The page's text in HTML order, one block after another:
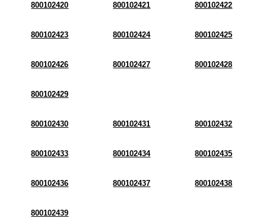
800102420 800102421 800102422
800102423 800102424 800102425
800102426 800102427 800102428
800102429
800102430 800102431 800102432
800102433 800102434 800102435
800102436 800102437 800102438
800102439